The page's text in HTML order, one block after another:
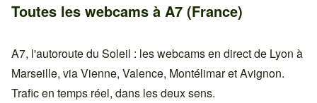
Toutes les webcams à A7 (France)
A7, l'autoroute du Soleil : les webcams en direct de Lyon à
Marseille, via Vienne, Valence, Montélimar et Avignon.
Trafic en temps réel, dans les deux sens.